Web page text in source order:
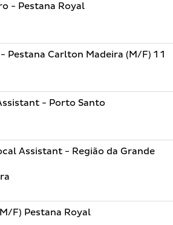
- Pestana Royal
Pestana Carlton Madeira (M/F) 1 1
- Porto Santo
Assistant - Região da Grande
F) Pestana Royal